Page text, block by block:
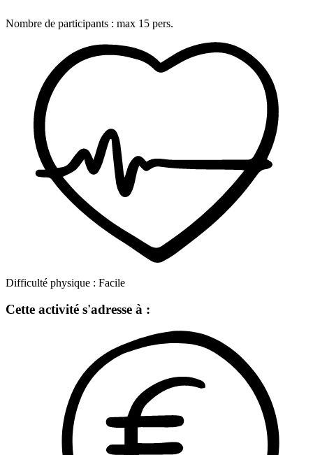
Nombre de participants : max 15 pers.
Difficulté physique : Facile
Cette activité s'adresse à :